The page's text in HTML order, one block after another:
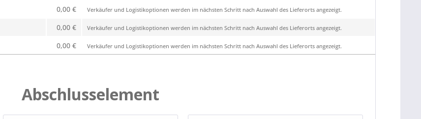
0,00 € Verkäufer und Logistikoptionen werden im nächsten Schritt nach Auswahl des Lieferorts angezeigt.
0,00 € Verkäufer und Logistikoptionen werden im nächsten Schritt nach Auswahl des Lieferorts angezeigt.
0,00 € Verkäufer und Logistikoptionen werden im nächsten Schritt nach Auswahl des Lieferorts angezeigt.